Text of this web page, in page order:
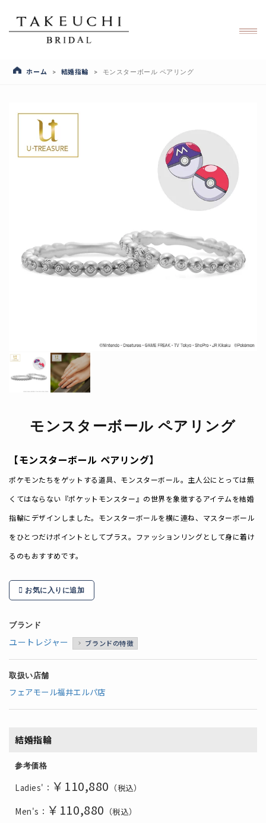
ホーム > 結婚指輪 > モンスターボール ペアリング
モンスターボール ペアリング
【モンスターボール ペアリング】
ポケモンたちをゲットする道具、モンスターボール。 主人公にとっては無
くてはならない『ポケットモンスター』の世界を象徴するアイテムを結婚
指輪にデザインしました。 モンスターボールを横に連ね、マスターボール
をひとつだけポイントとしてプラス。 ファッションリングとして身に着け
るのもおすすめです。
お気に入りに追加
ブランド
ユートレジャー ブランドの特徴
取扱い店舗
フェアモール福井エルパ店
結婚指輪
参考価格
Ladies'： ￥110,880 （税込）
Men's： ￥110,880 （税込）